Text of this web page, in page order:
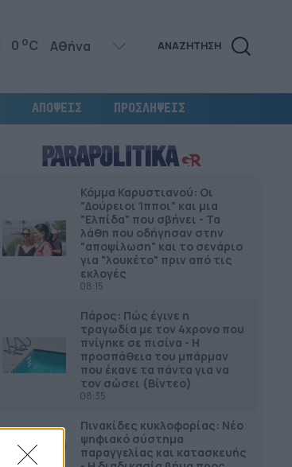
0 oC ΑΝΑΖΗΤΗΣΗ
ΑΠΟΨΕΙΣ ΠΡΟΣΛΗΨΕΙΣ
Κόμμα Καρυστιανού: Οι
"Δούρειοι Ίπποι" και μια
"Ελπίδα" που σβήνει - Τα
λάθη που οδήγησαν στην
"αποψίλωση" και το σενάριο
για "λουκέτο" πριν από τις
εκλογές
08:15
Πάρος: Πώς έγινε η
τραγωδία με τον 4χρονο που
πνίγηκε σε πισίνα - Η
προσπάθεια του μπάρμαν
που έκανε τα πάντα για να
τον σώσει (Βίντεο)
08:35
Πινακίδες κυκλοφορίας: Νέο
ψηφιακό σύστημα
παραγγελίας και κατασκευής